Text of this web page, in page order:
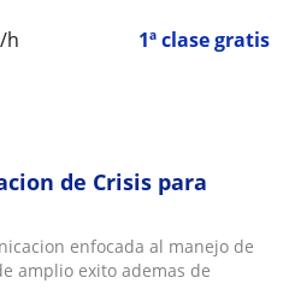
/h 1ª clase gratis
de Crisis para
enfocada al manejo de
amplio exito ademas de